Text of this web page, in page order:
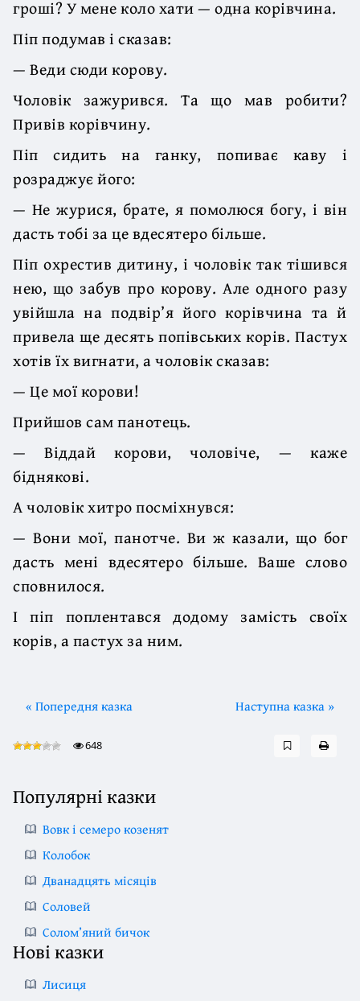
гроші? У мене коло хати — одна корівчина.
Піп подумав і сказав:
— Веди сюди корову.
Чоловік зажурився. Та що мав робити?
Привів корівчину.
Піп сидить на ганку, попиває каву і
розраджує його:
— Не журися, брате, я помолюся богу, і він
дасть тобі за це вдесятеро більше.
Піп охрестив дитину, і чоловік так тішився
нею, що забув про корову. Але одного разу
увійшла на подвір’я його корівчина та й
привела ще десять попівських корів. Пастух
хотів їх вигнати, а чоловік сказав:
— Це мої корови!
Прийшов сам панотець.
— Віддай корови, чоловіче, — каже
біднякові.
А чоловік хитро посміхнувся:
— Вони мої, панотче. Ви ж казали, що бог
дасть мені вдесятеро більше. Ваше слово
сповнилося.
І піп поплентався додому замість своїх
корів, а пастух за ним.
« Попередня казка Наступна казка »
648
Популярні казки
Вовк і семеро козенят
Колобок
Дванадцять місяців
Соловей
Солом’яний бичок
Нові казки
Лисиця